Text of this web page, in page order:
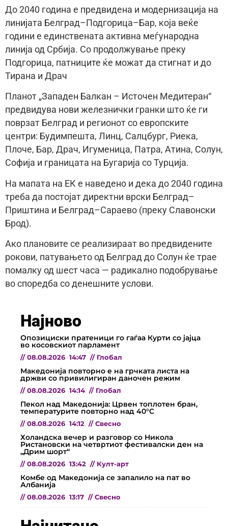
До 2040 година е предвидена и модернизација на
линијата Белград–Подгорица–Бар, која веќе
години е единствената активна меѓународна
линија од Србија. Со продолжување преку
Подгорица, патниците ќе можат да стигнат и до
Тирана и Драч
Планот „Западен Балкан – Источен Медитеран“
предвидува нови железнички гранки што ќе ги
поврзат Белград и регионот со европските
центри: Будимпешта, Линц, Салцбург, Риека,
Плоче, Бар, Драч, Игуменица, Патра, Атина, Солун,
Софија и границата на Бугарија со Турција.
На мапата на ЕК е наведено и дека до 2040 година
треба да постојат директни врски Белград–
Приштина и Белград–Сараево (преку Славонски
Брод).
Ако плановите се реализираат во предвидените
рокови, патувањето од Белград до Солун ќе трае
помалку од шест часа — радикално подобрување
во споредба со денешните услови.
Најново
Опозициски пратеници го гаѓаа Курти со јајца
во косовскиот парламент
// 08.08.2026 14:47 // Глобал
Македонија повторно е на грчката листа на
држви со привилигиран даночен режим
// 08.08.2026 14:14 // Глобал
Пекол над Македонија: Црвен топлотен бран,
температурите повторно над 40°C
// 08.08.2026 14:12 // Свесно
Холандска вечер и разговор со Никола
Ристановски на четвртиот фестивалски ден на
„Дрим шорт“
// 08.08.2026 13:42 // Култ-арт
Комбе од Македонија се запалило на пат во
Албанија
// 08.08.2026 13:17 // Свесно